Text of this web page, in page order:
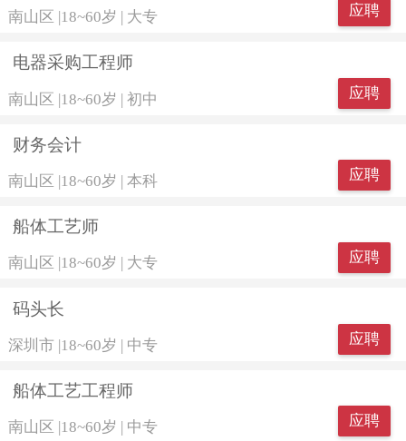
南山区 18~60岁 大专 应聘
电器采购工程师
南山区 |18~60岁 | 初中 应聘
财务会计
南山区 |18~60岁 | 本科 应聘
船体工艺师
南山区 18~60岁 大专 应聘
码头长
深圳市 |18~60岁 | 中专 应聘
船体工艺工程师
南山区 |18~60岁 | 中专 应聘